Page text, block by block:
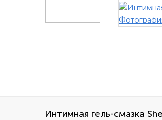
Интимная гель-смазка